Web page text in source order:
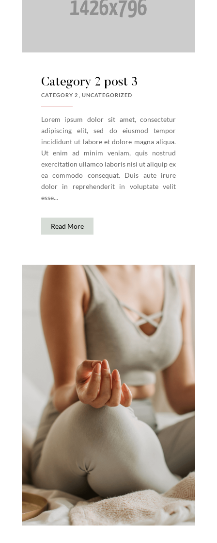
Category 2 post 3
CATEGORY 2 UNCATEGORIZED
Lorem ipsum dolor sit amet, consectetur
adipiscing elit, sed do eiusmod tempor
incididunt ut labore et dolore magna aliqua.
Ut enim ad minim veniam, quis nostrud
exercitation ullamco laboris nisi ut aliquip ex
ea commodo consequat. Duis aute irure
dolor in reprehenderit in voluptate velit
esse...
Read More